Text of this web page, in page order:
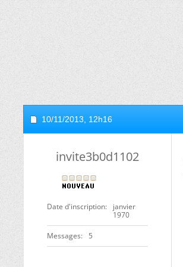
10/11/2013, 12h16
invite3b0d1102
Date d'inscription
janvier
1970
Messages 5